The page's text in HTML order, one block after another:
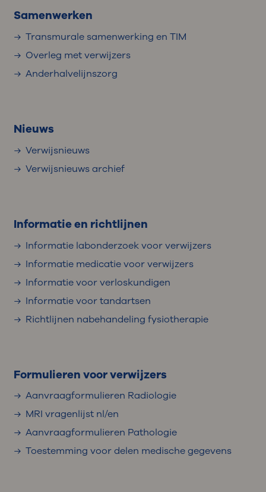
Samenwerken
Transmurale samenwerking en TIM
Overleg met verwijzers
Anderhalvelijnszorg
Nieuws
Verwijsnieuws
Verwijsnieuws archief
Informatie en richtlijnen
Informatie labonderzoek voor verwijzers
Informatie medicatie voor verwijzers
Informatie voor verloskundigen
Informatie voor tandartsen
Richtlijnen nabehandeling fysiotherapie
Formulieren voor verwijzers
Aanvraagformulieren Radiologie
MRI vragenlijst nl/en
Aanvraagformulieren Pathologie
Toestemming voor delen medische gegevens